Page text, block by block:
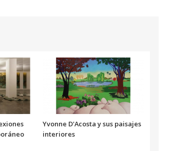
aumentar
o
disminuir
el
volumen.
Yvonne D'Acosta y sus paisajes
interiores